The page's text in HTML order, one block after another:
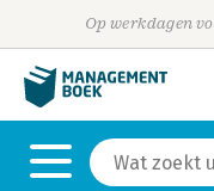
Op werkdagen